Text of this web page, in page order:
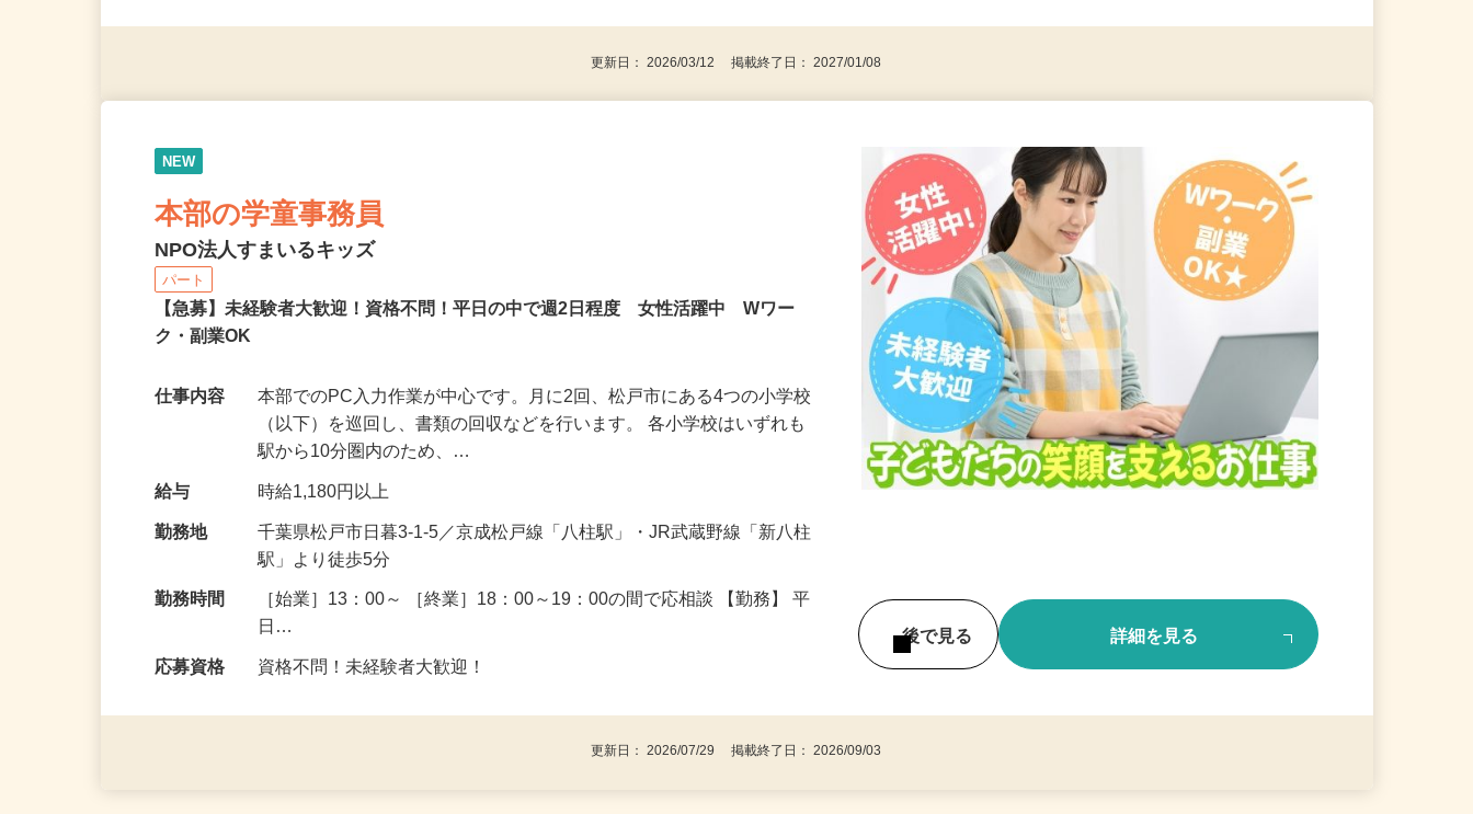
本部の学童事務員
NPO法人すまいるキッズ
パート
【急募】未経験者大歓迎！資格不問！平日の中で週2日程度 女性活躍中 Wワー
本部でのPC入力作業が中心です。月に2回、松戸市にある4つの小学校
（以下）を巡回し、書類の回収などを行います。 各小学校はいずれも
駅から10分圏内のため、…
給与 時給1,180円以上
千葉県松戸市日暮3-1-5／京成松戸線「八柱駅」・JR武蔵野線「新八柱
駅」より徒歩5分
［始業］13：00～ ［終業］18：00～19：00の間で応相談 【勤務】 平
日…
後で見る 詳細を見る